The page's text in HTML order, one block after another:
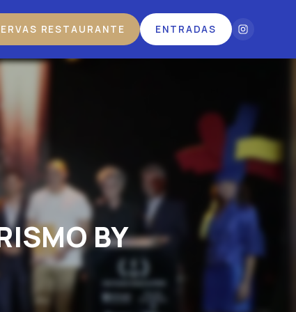
RESTAURANTE ENTRADAS
BY